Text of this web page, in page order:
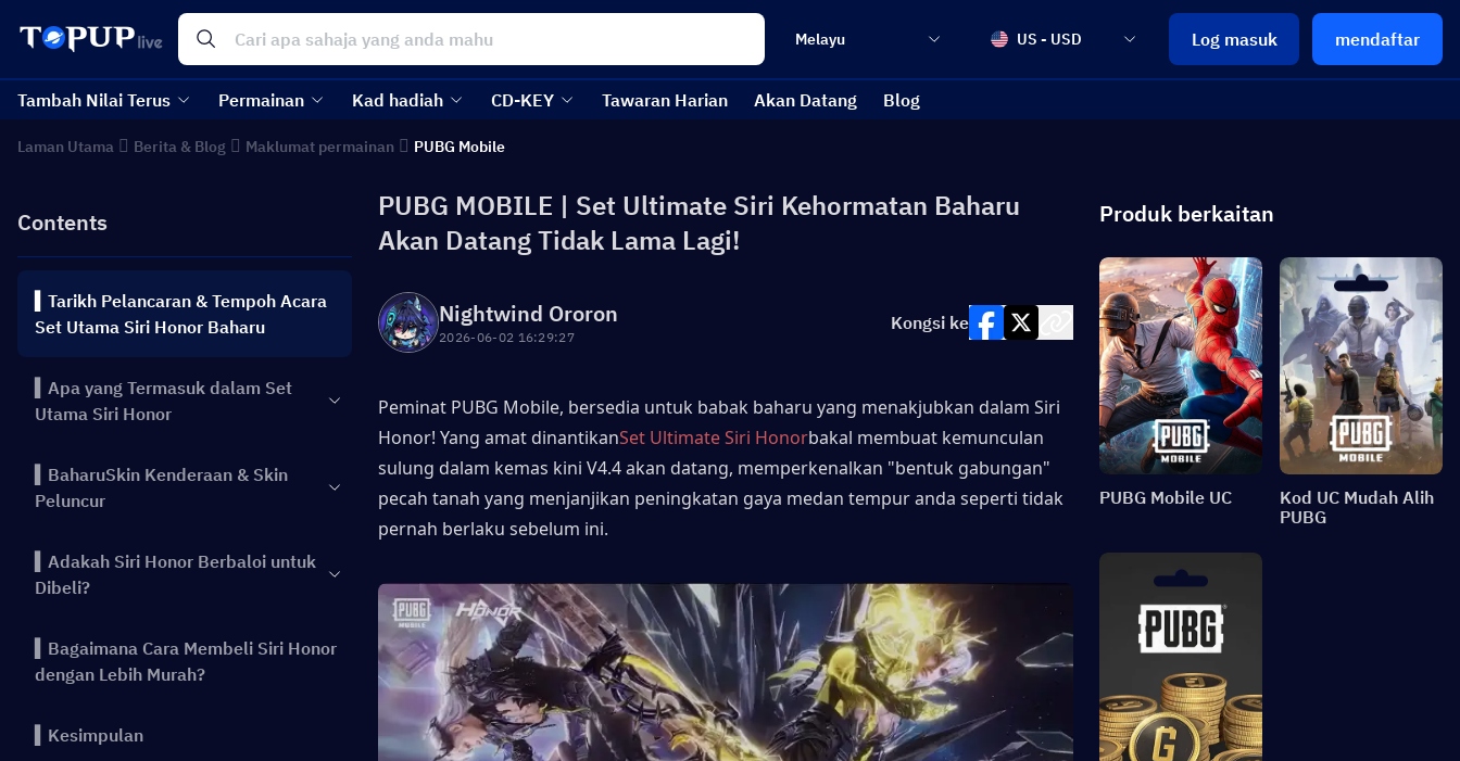
Melayu US - USD Log masuk mendaftar
Tambah Nilai Terus Permainan Kad hadiah CD-KEY Tawaran Harian Akan Datang Blog
Laman Utama Berita & Blog Maklumat permainan PUBG Mobile
Contents
▍Tarikh Pelancaran & Tempoh Acara
Set Utama Siri Honor Baharu
▍Apa yang Termasuk dalam Set
Utama Siri Honor
▍BaharuSkin Kenderaan & Skin
Peluncur
▍Adakah Siri Honor Berbaloi untuk
Dibeli?
▍Bagaimana Cara Membeli Siri Honor
dengan Lebih Murah?
▍Kesimpulan
PUBG MOBILE | Set Ultimate Siri Kehormatan Baharu
Akan Datang Tidak Lama Lagi!
Nightwind Ororon
2026-06-02 16:29:27
Kongsi ke
Peminat PUBG Mobile, bersedia untuk babak baharu yang menakjubkan dalam Siri
Honor! Yang amat dinantikanSet Ultimate Siri Honorbakal membuat kemunculan
sulung dalam kemas kini V4.4 akan datang, memperkenalkan "bentuk gabungan"
pecah tanah yang menjanjikan peningkatan gaya medan tempur anda seperti tidak
pernah berlaku sebelum ini.
Produk berkaitan
PUBG Mobile UC
Kod UC Mudah Alih
PUBG